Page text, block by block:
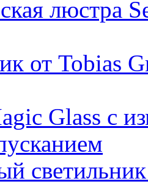
люстра
от Tobias
Glass с